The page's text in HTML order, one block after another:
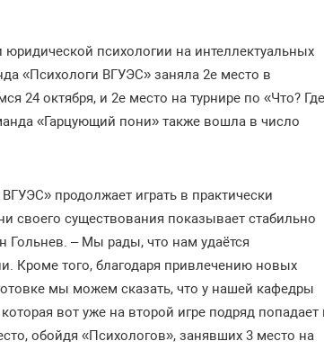
психологии на интеллектуальных
«Психологи ВГУЭС» заняла 2е место в
24 октября, и 2е место на турнире по «Что?
«Гарцующий пони» также вошла в число
продолжает играть в практически
своего существования показывает стабильно
Гольнев. – Мы рады, что нам удаётся
Кроме того, благодаря привлечению новых
мы можем сказать, что у нашей кафедры
вот уже на второй игре подряд попадает
обойдя «Психологов», занявших 3 место на